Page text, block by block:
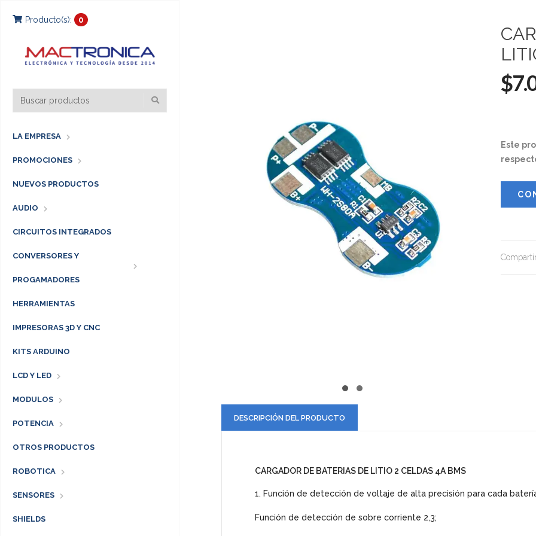
Producto(s): 0
LA EMPRESA
PROMOCIONES
NUEVOS PRODUCTOS
AUDIO
CIRCUITOS INTEGRADOS
CONVERSORES Y
PROGAMADORES
HERRAMIENTAS
IMPRESORAS 3D Y CNC
KITS ARDUINO
LCD Y LED
MODULOS
POTENCIA
OTROS PRODUCTOS
ROBOTICA
SENSORES
SHIELDS
Este
DESCRIPCIÓN DEL PRODUCTO
CARGADOR DE BATERIAS DE LITIO 2 CELDAS 4A BMS
1. Función de detección de voltaje de alta precisión para cada
Función de detección de sobre corriente 2,3;